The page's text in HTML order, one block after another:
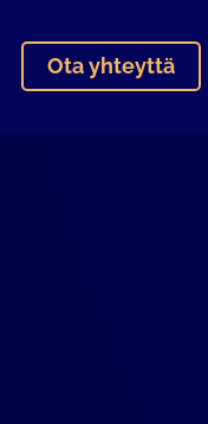
Ota yhteyttä